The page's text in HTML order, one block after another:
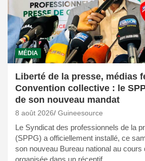
MÉDIA
Liberté de la presse, médias
Convention collective : le
de son nouveau mandat
8 août 2026 Guineesource
Le Syndicat des professionnels de la
(SPPG) a officiellement installé, ce
son nouveau Bureau national au cours
organisée dans un réceptif…